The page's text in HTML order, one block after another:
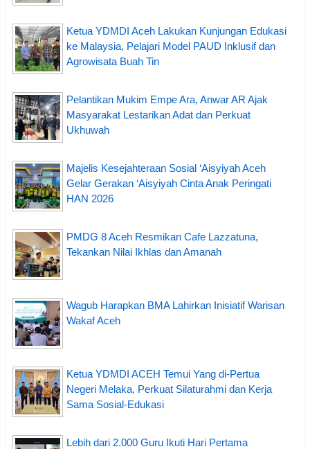
Ketua YDMDI Aceh Lakukan Kunjungan Edukasi
ke Malaysia, Pelajari Model PAUD Inklusif dan
Agrowisata Buah Tin
Pelantikan Mukim Empe Ara, Anwar AR Ajak
Masyarakat Lestarikan Adat dan Perkuat
Ukhuwah
Majelis Kesejahteraan Sosial ‘Aisyiyah Aceh
Gelar Gerakan ‘Aisyiyah Cinta Anak Peringati
HAN 2026
PMDG 8 Aceh Resmikan Cafe Lazzatuna,
Tekankan Nilai Ikhlas dan Amanah
Wagub Harapkan BMA Lahirkan Inisiatif Warisan
Wakaf Aceh
Ketua YDMDI ACEH Temui Yang di-Pertua
Negeri Melaka, Perkuat Silaturahmi dan Kerja
Sama Sosial-Edukasi
Lebih dari 2.000 Guru Ikuti Hari Pertama